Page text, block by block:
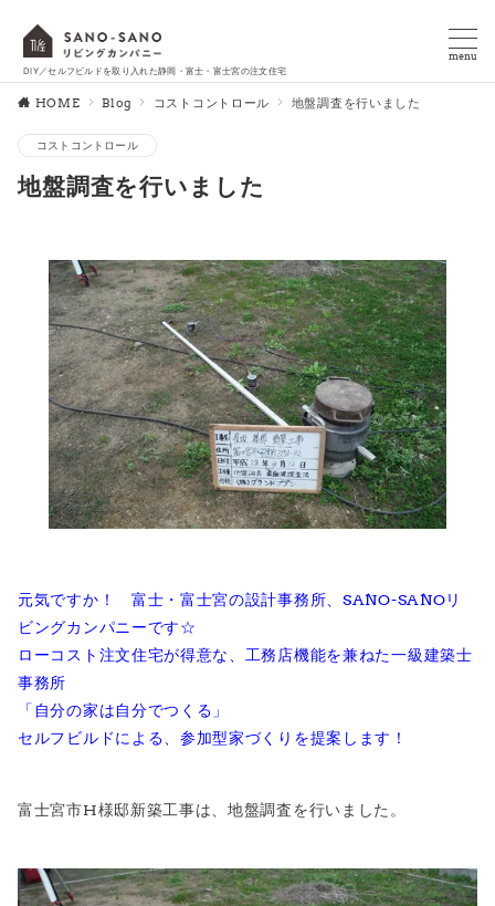
menu
DIY／セルフビルドを取り入れた静岡・富士・富士宮の注文住宅
HOME Blog コストコントロール 地盤調査を行いました
コストコントロール
地盤調査を行いました
元気ですか！ 富士・富士宮の設計事務所、SANO-SANOリ
ビングカンパニーです☆
ローコスト注文住宅が得意な、工務店機能を兼ねた一級建築士
事務所
「自分の家は自分でつくる」
セルフビルドによる、参加型家づくりを提案します！
富士宮市H様邸新築工事は、地盤調査を行いました。